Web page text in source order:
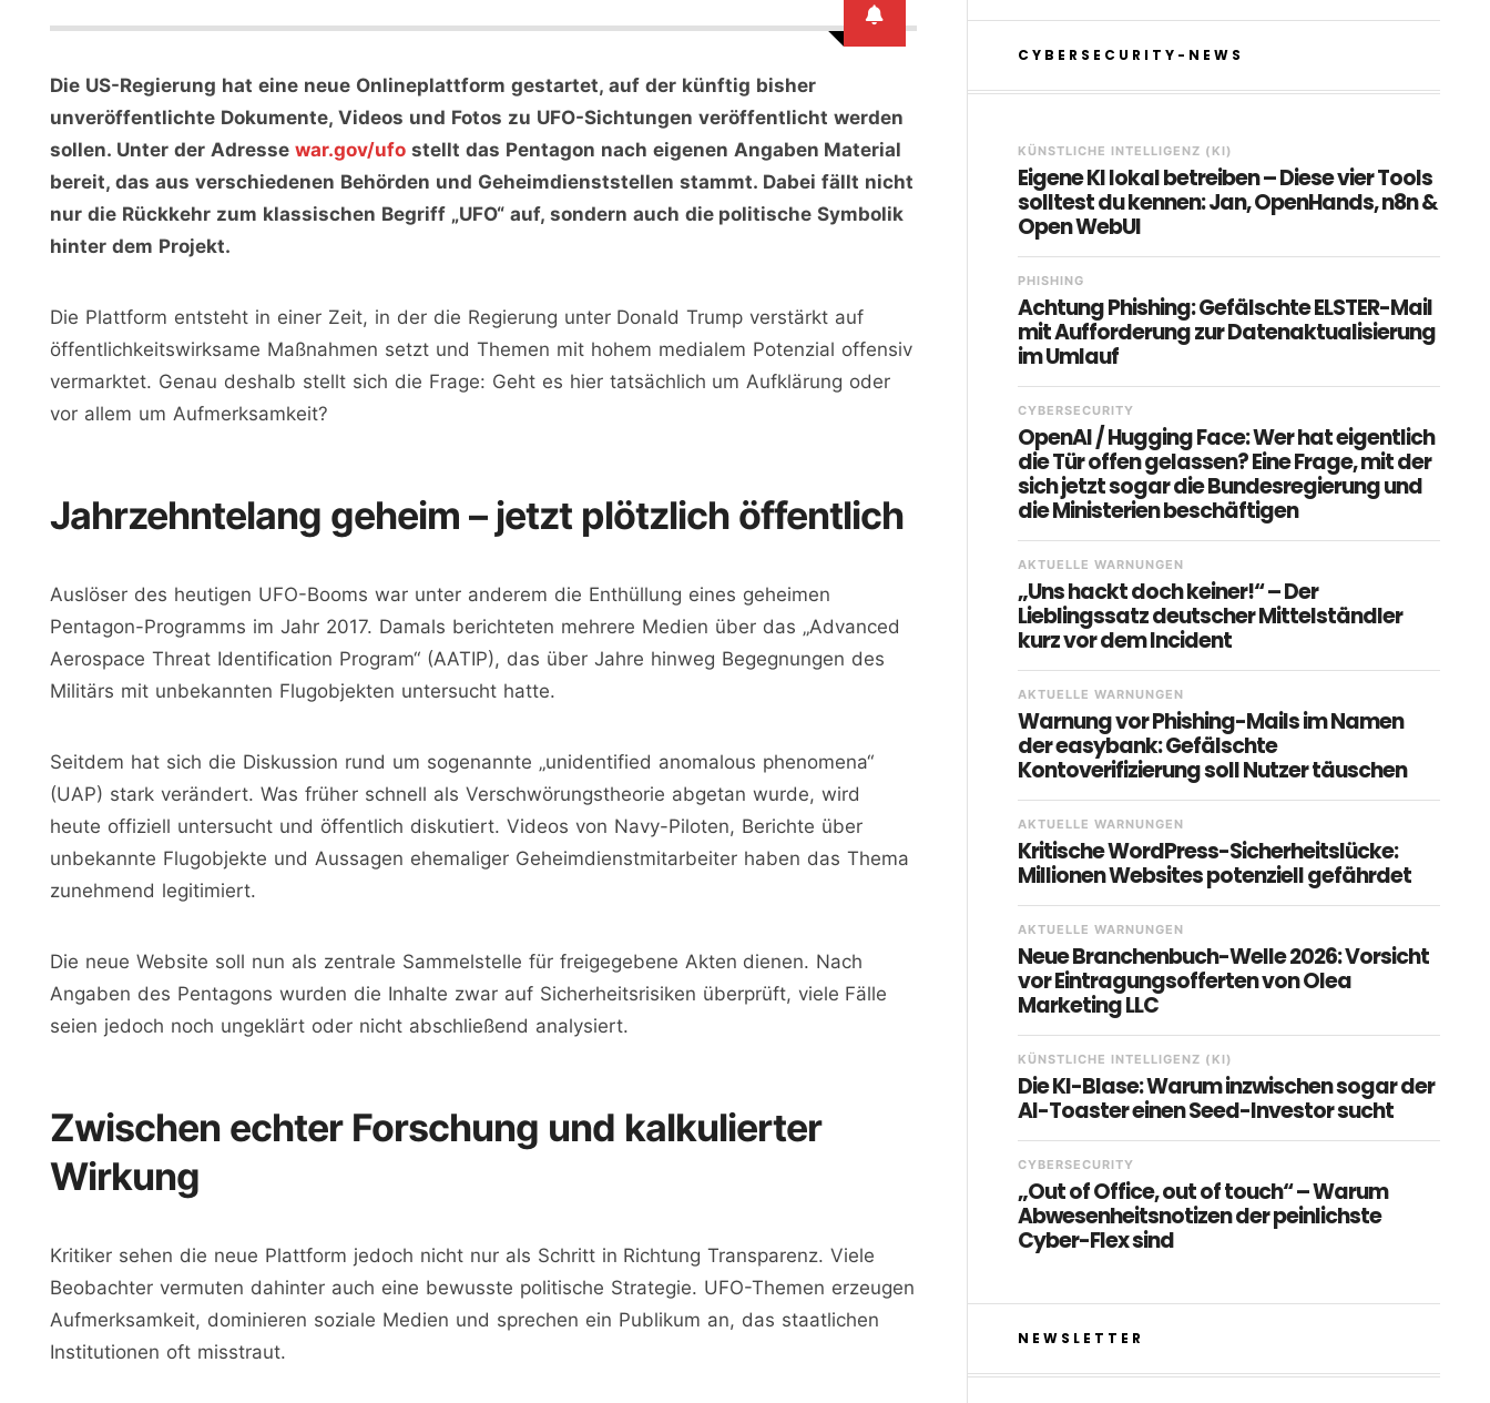
Die US-Regierung hat eine neue Onlineplattform gestartet, auf der künftig bisher
unveröffentlichte Dokumente, Videos und Fotos zu UFO-Sichtungen veröffentlicht werden
sollen. Unter der Adresse war.gov/ufostellt das Pentagon nach eigenen Angaben Material
bereit, das aus verschiedenen Behörden und Geheimdienststellen stammt. Dabei fällt nicht
nur die Rückkehr zum klassischen Begriff „UFO“ auf, sondern auch die politische Symbolik
hinter dem Projekt.
Die Plattform entsteht in einer Zeit, in der die Regierung unter Donald Trump verstärkt auf
öffentlichkeitswirksame Maßnahmen setzt und Themen mit hohem medialem Potenzial offensiv
vermarktet. Genau deshalb stellt sich die Frage: Geht es hier tatsächlich um Aufklärung oder
vor allem um Aufmerksamkeit?
Jahrzehntelang geheim – jetzt plötzlich öffentlich
Auslöser des heutigen UFO-Booms war unter anderem die Enthüllung eines geheimen
Pentagon-Programms im Jahr 2017. Damals berichteten mehrere Medien über das „Advanced
Aerospace Threat Identification Program“ (AATIP), das über Jahre hinweg Begegnungen des
Militärs mit unbekannten Flugobjekten untersucht hatte.
Seitdem hat sich die Diskussion rund um sogenannte „unidentified anomalous phenomena“
(UAP) stark verändert. Was früher schnell als Verschwörungstheorie abgetan wurde, wird
heute offiziell untersucht und öffentlich diskutiert. Videos von Navy-Piloten, Berichte über
unbekannte Flugobjekte und Aussagen ehemaliger Geheimdienstmitarbeiter haben das Thema
zunehmend legitimiert.
Die neue Website soll nun als zentrale Sammelstelle für freigegebene Akten dienen. Nach
Angaben des Pentagons wurden die Inhalte zwar auf Sicherheitsrisiken überprüft, viele Fälle
seien jedoch noch ungeklärt oder nicht abschließend analysiert.
Zwischen echter Forschung und kalkulierter
Wirkung
Kritiker sehen die neue Plattform jedoch nicht nur als Schritt in Richtung Transparenz. Viele
Beobachter vermuten dahinter auch eine bewusste politische Strategie. UFO-Themen erzeugen
Aufmerksamkeit, dominieren soziale Medien und sprechen ein Publikum an, das staatlichen
Institutionen oft misstraut.
CYBERSECURITY-NEWS
KÜNSTLICHE INTELLIGENZ (KI)
Eigene KI lokal betreiben – Diese vier Tools
solltest du kennen: Jan, OpenHands, n8n &
Open WebUI
PHISHING
Achtung Phishing: Gefälschte ELSTER-Mail
mit Aufforderung zur Datenaktualisierung
im Umlauf
CYBERSECURITY
OpenAI / Hugging Face: Wer hat eigentlich
die Tür offen gelassen? Eine Frage, mit der
sich jetzt sogar die Bundesregierung und
die Ministerien beschäftigen
AKTUELLE WARNUNGEN
„Uns hackt doch keiner!“ – Der
Lieblingssatz deutscher Mittelständler
kurz vor dem Incident
AKTUELLE WARNUNGEN
Warnung vor Phishing-Mails im Namen
der easybank: Gefälschte
Kontoverifizierung soll Nutzer täuschen
AKTUELLE WARNUNGEN
Kritische WordPress-Sicherheitslücke:
Millionen Websites potenziell gefährdet
AKTUELLE WARNUNGEN
Neue Branchenbuch-Welle 2026: Vorsicht
vor Eintragungsofferten von Olea
Marketing LLC
KÜNSTLICHE INTELLIGENZ (KI)
Die KI-Blase: Warum inzwischen sogar der
AI-Toaster einen Seed-Investor sucht
CYBERSECURITY
„Out of Office, out of touch“ – Warum
Abwesenheitsnotizen der peinlichste
Cyber-Flex sind
NEWSLETTER